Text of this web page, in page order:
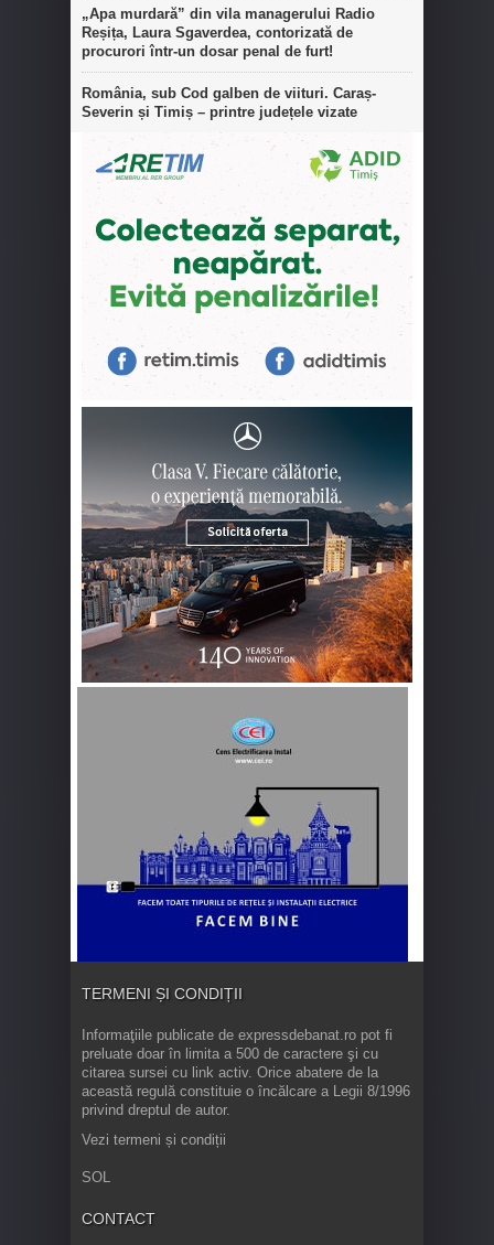
„Apa murdară” din vila managerului Radio
Reșița, Laura Sgaverdea, contorizată de
procurori într-un dosar penal de furt!
România, sub Cod galben de viituri. Caraș-
Severin și Timiș – printre județele vizate
TERMENI ȘI CONDIȚII
Informaţiile publicate de expressdebanat.ro pot fi
preluate doar în limita a 500 de caractere şi cu
citarea sursei cu link activ. Orice abatere de la
această regulă constituie o încălcare a Legii 8/1996
privind dreptul de autor.
Vezi termeni și condiții
SOL
CONTACT